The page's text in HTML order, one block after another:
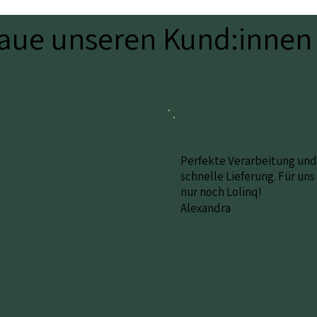
unseren Kund:innen
Perfekte Verarbeitung
schnelle Lieferung. Für
nur noch Lolinq!
Alexandra